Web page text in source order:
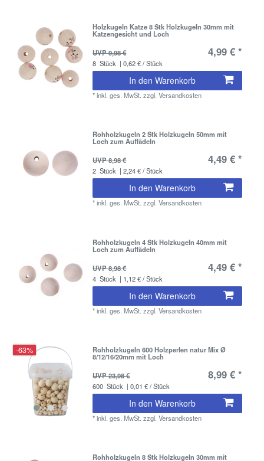
Holzkugeln Katze 8 Stk Holzkugeln 30mm mit
Katzengesicht und Loch
UVP 9,98 €
4,99 € *
8 Stück | 0,62 € / Stück
In den Warenkorb
*inkl. ges. MwSt. zzgl.Versandkosten
Rohholzkugeln 2 Stk Holzkugeln 50mm mit
Loch zum Auffädeln
UVP 8,98 €
4,49 € *
2 Stück | 2,24 € / Stück
In den Warenkorb
*inkl. ges. MwSt. zzgl.Versandkosten
Rohholzkugeln 4 Stk Holzkugeln 40mm mit
Loch zum Auffädeln
UVP 8,98 €
4,49 € *
4 Stück | 1,12 € / Stück
In den Warenkorb
*inkl. ges. MwSt. zzgl.Versandkosten
-63% Rohholzkugeln 600 Holzperlen natur Mix Ø
8/12/16/20mm mit Loch
UVP 23,98 €
8,99 € *
600 Stück | 0,01 € / Stück
In den Warenkorb
*inkl. ges. MwSt. zzgl.Versandkosten
Rohholzkugeln 8 Stk Holzkugeln 30mm mit